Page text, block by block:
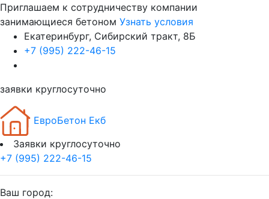
Приглашаем к сотрудничеству компании
занимающиеся бетоном Узнать условия
Екатеринбург, Сибирский тракт, 8Б
+7 (995) 222-46-15
заявки круглосуточно
ЕвроБетон Екб
Заявки круглосуточно
+7 (995) 222-46-15
Ваш город: